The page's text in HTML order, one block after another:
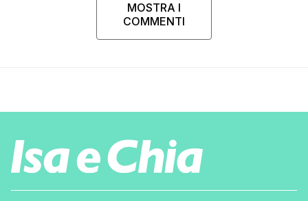
MOSTRA I
COMMENTI